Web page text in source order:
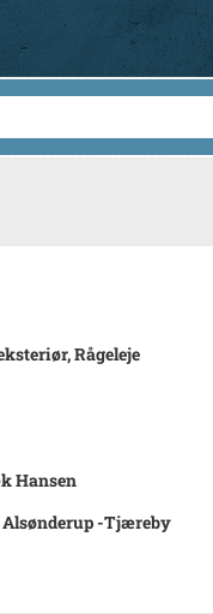
Rågeleje
Hansen
-Tjæreby